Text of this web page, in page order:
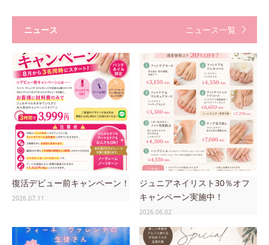
ニュース ニュース一覧
復活デビュー前キャンペーン！
2026.07.11
ジュニアネイリスト30％オフ
キャンペーン実施中！
2026.06.02